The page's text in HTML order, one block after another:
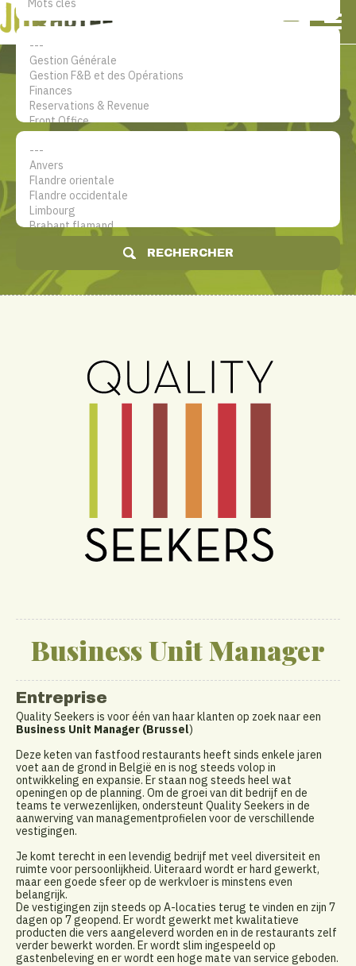
Le site d'emploi dans le secteur
hôtelier
RECHERCHER
Business Unit Manager
Entreprise
Quality Seekers is voor één van haar klanten op zoek naar een
Business Unit Manager (Brussel)
Deze keten van fastfood restaurants heeft sinds enkele jaren
voet aan de grond in België en is nog steeds volop in
ontwikkeling en expansie. Er staan nog steeds heel wat
openingen op de planning. Om de groei van dit bedrijf en de
teams te verwezenlijken, ondersteunt Quality Seekers in de
aanwerving van managementprofielen voor de verschillende
vestigingen.
Je komt terecht in een levendig bedrijf met veel diversiteit en
ruimte voor persoonlijkheid. Uiteraard wordt er hard gewerkt,
maar een goede sfeer op de werkvloer is minstens even
belangrijk.
De vestigingen zijn steeds op A-locaties terug te vinden en zijn 7
dagen op 7 geopend. Er wordt gewerkt met kwalitatieve
producten die vers aangeleverd worden en in de restaurants zelf
verder bewerkt worden. Er wordt slim ingespeeld op
gastenbeleving en er wordt een hoge mate van service geboden.